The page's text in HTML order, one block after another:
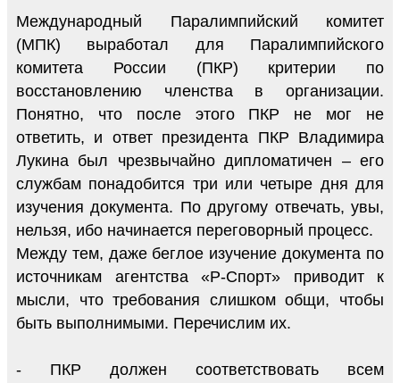
Международный Паралимпийский комитет
(МПК) выработал для Паралимпийского
комитета России (ПКР) критерии по
восстановлению членства в организации.
Понятно, что после этого ПКР не мог не
ответить, и ответ президента ПКР Владимира
Лукина был чрезвычайно дипломатичен – его
службам понадобится три или четыре дня для
изучения документа. По другому отвечать, увы,
нельзя, ибо начинается переговорный процесс.
Между тем, даже беглое изучение документа по
источникам агентства «Р-Спорт» приводит к
мысли, что требования слишком общи, чтобы
быть выполнимыми. Перечислим их.
- ПКР должен соответствовать всем